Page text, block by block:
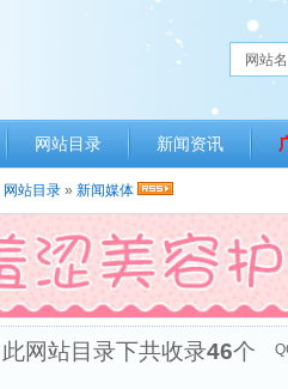
网站
网站目录 新闻资讯
网站目录 » 新闻媒体
此网站目录下共收录46个